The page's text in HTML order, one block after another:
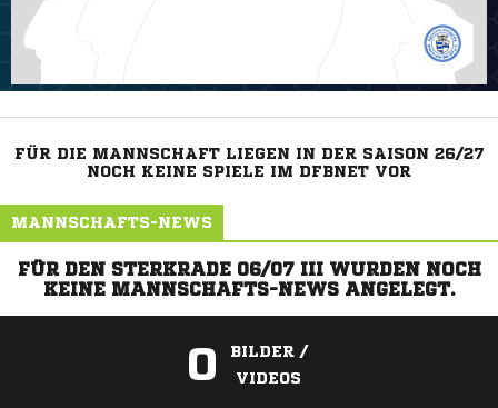
FÜR DIE MANNSCHAFT LIEGEN IN DER SAISON 26/27
NOCH KEINE SPIELE IM DFBNET VOR
MANNSCHAFTS-NEWS
FÜR DEN STERKRADE 06/07 III WURDEN NOCH
KEINE MANNSCHAFTS-NEWS ANGELEGT.
0
BILDER /
VIDEOS